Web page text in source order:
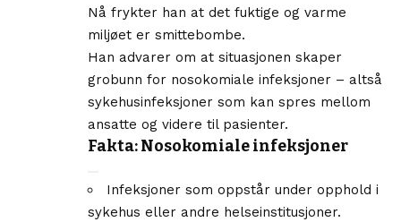
Nå frykter han at det fuktige og varme
miljøet er smittebombe.
Han advarer om at situasjonen skaper
grobunn for nosokomiale infeksjoner – altså
sykehusinfeksjoner som kan spres mellom
ansatte og videre til pasienter.
Fakta: Nosokomiale infeksjoner
Infeksjoner som oppstår under opphold i
sykehus eller andre helseinstitusjoner.